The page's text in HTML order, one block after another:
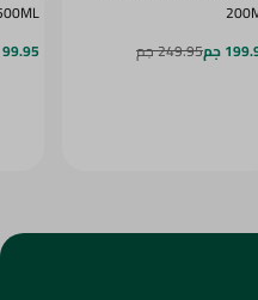
جم
249.95 جم
- 500ML
99.95 جم